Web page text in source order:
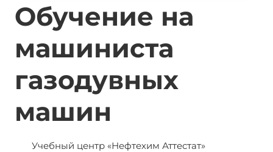
Обучение на
машиниста
газодувных
машин
Учебный центр «Нефтехим Аттестат»